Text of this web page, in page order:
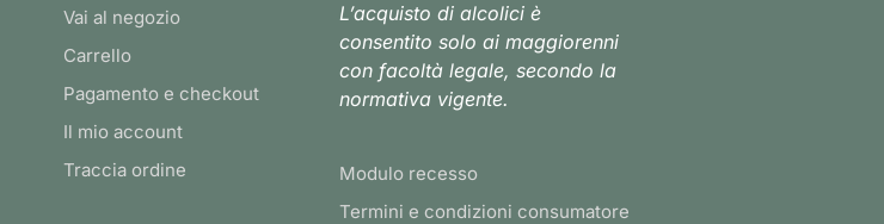
Vai al negozio
Carrello
Pagamento e checkout
Il mio account
Traccia ordine
L’acquisto di alcolici è
consentito solo ai maggiorenni
con facoltà legale, secondo la
normativa vigente.
Modulo recesso
Termini e condizioni consumatore